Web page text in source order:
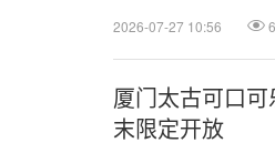
2026-07-27 10:56
厦门太古可口
末限定开放